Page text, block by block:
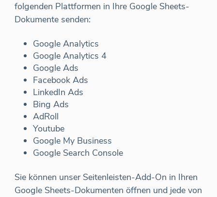
folgenden Plattformen in Ihre Google Sheets-
Dokumente senden:
Google Analytics
Google Analytics 4
Google Ads
Facebook Ads
LinkedIn Ads
Bing Ads
AdRoll
Youtube
Google My Business
Google Search Console
Sie können unser Seitenleisten-Add-On in Ihren
Google Sheets-Dokumenten öffnen und jede von